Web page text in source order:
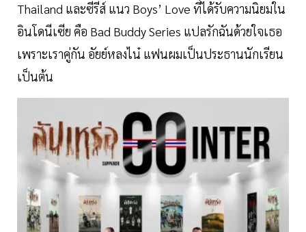
Thailand และซีรีส์ แนว Boys’ Love ที่ได้รับความนิยมใน
อินโดนีเซีย คือ Bad Buddy Series แปลรักฉันด้วยใจเธอ
เพราะเราคู่กัน อัยย์หลงไน๋ แฟนผมเป็นประธานนักเรียน
เป็นต้น